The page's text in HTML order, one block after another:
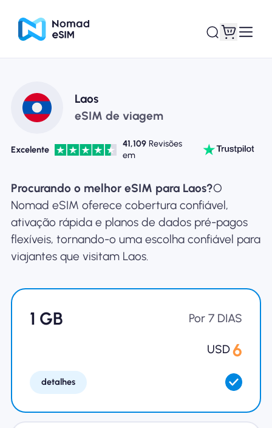
Entrar Inscrever-se
Sobre o eSIM
Para negócios
Laos
eSIM de viagem
Excelente
41,109 Revisões
em
Procurando o melhor eSIM para Laos?O
Nomad eSIM oferece cobertura confiável,
ativação rápida e planos de dados pré-pagos
flexíveis, tornando-o uma escolha confiável para
viajantes que visitam Laos.
1 GB Por 7 DIAS
USD 6
detalhes